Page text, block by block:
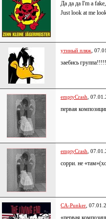
Да да да I'm a
Just look at me
утиный пляж ,
заебись группа!!!!!
emptyCrash ,
первая
emptyCrash ,
сорри. не
CA-Punker ,
«первая